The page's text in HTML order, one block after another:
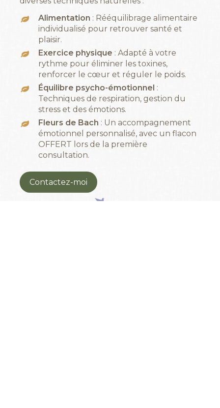
Alimentation : Rééquilibrage alimentaire
individualisé pour retrouver santé et
plaisir.
Exercice physique : Adapté à votre
rythme pour éliminer les toxines,
renforcer le cœur et réguler le poids.
Équilibre psycho-émotionnel :
Techniques de respiration, gestion du
stress et des émotions.
Fleurs de Bach : Un accompagnement
émotionnel personnalisé, avec un flacon
OFFERT lors de la première
consultation.
Contactez-moi